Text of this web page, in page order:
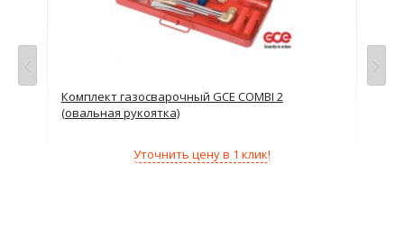
Комплект газосварочный GCE COMBI 2
(овальная рукоятка)
Уточнить цену в 1 клик!